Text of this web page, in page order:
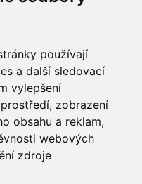
používají
a další sledovací
vylepšení
zobrazení
obsahu a reklam,
webových
zdroje
kroužky